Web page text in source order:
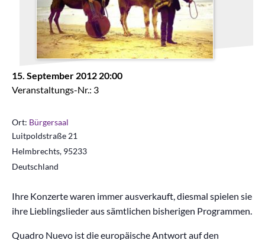
15. September 2012 20:00
Veranstaltungs-Nr.: 3
Ort: Bürgersaal
Luitpoldstraße 21
Helmbrechts, 95233
Deutschland
Ihre Konzerte waren immer ausverkauft, diesmal spielen sie
ihre Lieblingslieder aus sämtlichen bisherigen Programmen.
Quadro Nuevo ist die europäische Antwort auf den